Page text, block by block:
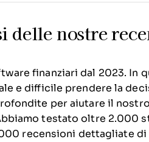
delle nostre
finanziari dal 2023. In
e difficile prendere la
per aiutare il
testato oltre 2.000
recensioni dettagliate di